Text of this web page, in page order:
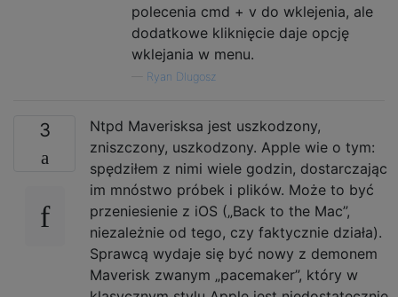
polecenia cmd + v do wklejenia, ale
dodatkowe kliknięcie daje opcję
wklejania w menu.
Ryan Dlugosz
3
Ntpd Maverisksa jest uszkodzony,
zniszczony, uszkodzony. Apple wie o tym:
spędziłem z nimi wiele godzin, dostarczając
im mnóstwo próbek i plików. Może to być
przeniesienie z iOS („Back to the Mac”,
niezależnie od tego, czy faktycznie działa).
Sprawcą wydaje się być nowy z demonem
Maverisk zwanym „pacemaker”, który w